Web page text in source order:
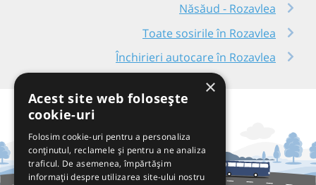
Năsăud - Rozavlea
Toate sosirile în Rozavlea
Închirieri autocare în Rozavlea
×
Acest site web folosește
cookie-uri
Folosim cookie-uri pentru a personaliza
conținutul, reclamele și pentru a ne analiza
traficul. De asemenea, împărtășim
informații despre utilizarea site-ului nostru